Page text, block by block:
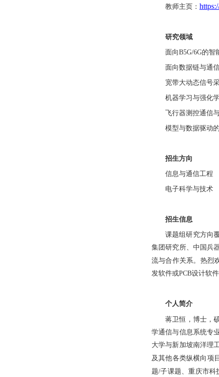
教师主页：
研究领域
面向B5G/6G的智
面向数据链与通
宽带大动态信号
机器学习与强化
飞行器测控通信
模型与数据驱动
招生方向
信息与通信工程
电子科学与技术
招生信息
课题组研究方向
集团研究所、 中国兵
流与合作关系。热烈
发软件或PCB设计软
个人简介
蒋卫恒，博士，
学通信与信息系统专
大学与新加坡南洋理
及其他各类纵横向 项
题/子课题、重庆市科